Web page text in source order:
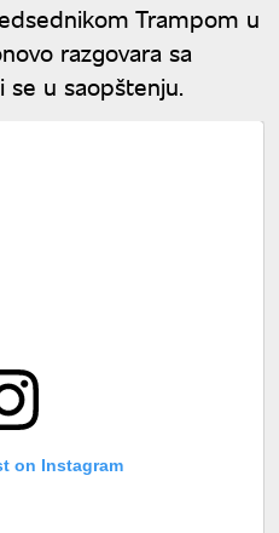
Trampom u
razgovara sa
se u saopštenju.
on Instagram